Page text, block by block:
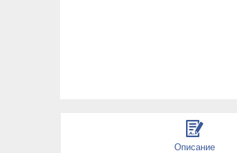
Описание